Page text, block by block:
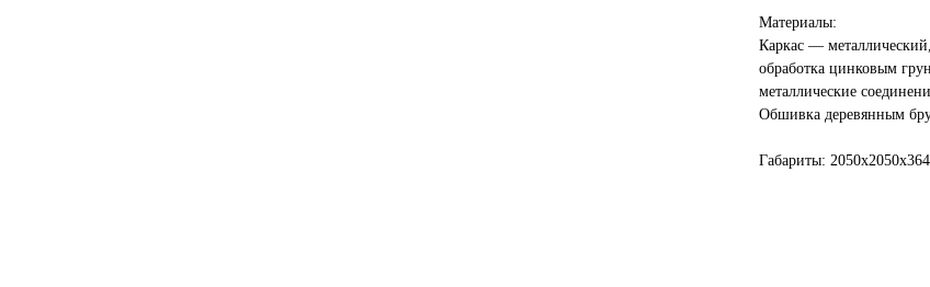
Материалы:
Каркас —
обработка цинковым
металлические
Обшивка деревянным
Габариты: